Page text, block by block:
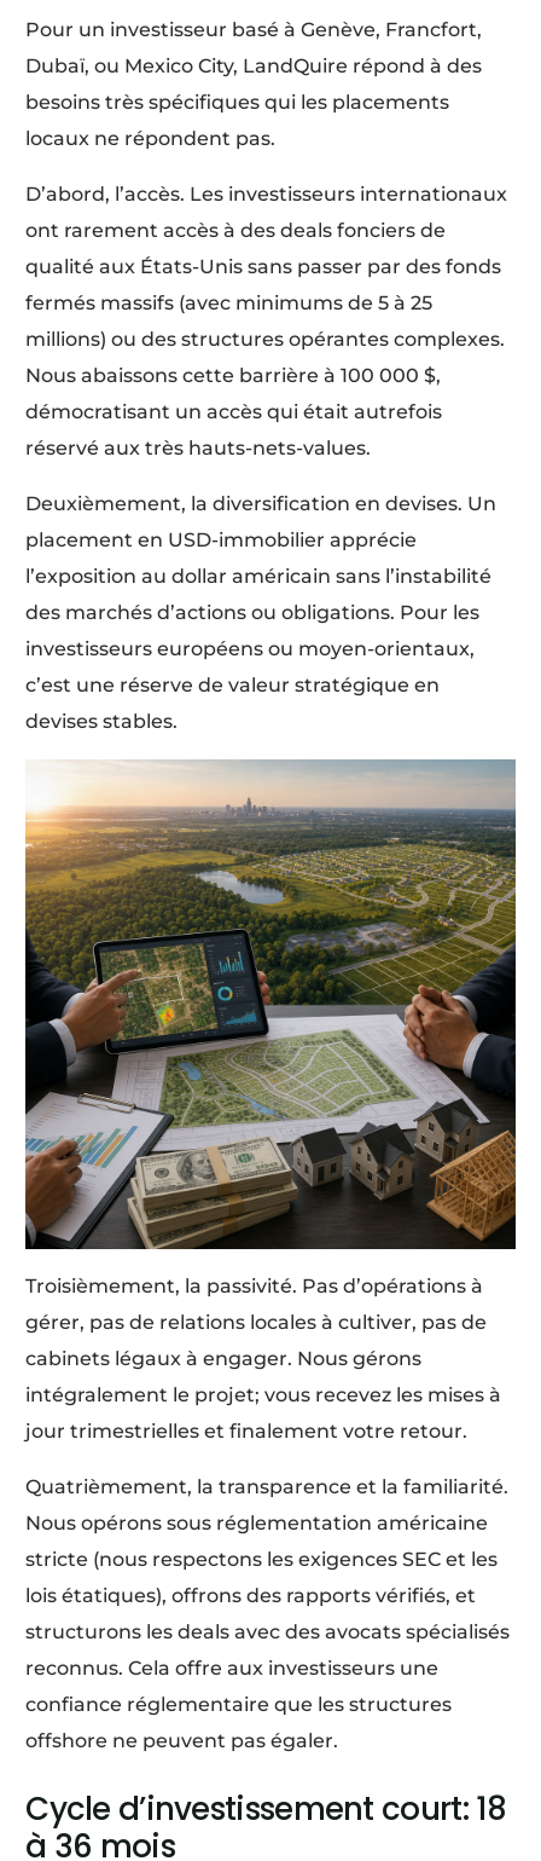
Pour un investisseur basé à Genève, Francfort,
Dubaï, ou Mexico City, LandQuire répond à des
besoins très spécifiques qui les placements
locaux ne répondent pas.
D’abord, l’accès. Les investisseurs internationaux
ont rarement accès à des deals fonciers de
qualité aux États-Unis sans passer par des fonds
fermés massifs (avec minimums de 5 à 25
millions) ou des structures opérantes complexes.
Nous abaissons cette barrière à 100 000 $,
démocratisant un accès qui était autrefois
réservé aux très hauts-nets-values.
Deuxièmement, la diversification en devises. Un
placement en USD-immobilier apprécie
l’exposition au dollar américain sans l’instabilité
des marchés d’actions ou obligations. Pour les
investisseurs européens ou moyen-orientaux,
c’est une réserve de valeur stratégique en
devises stables.
Troisièmement, la passivité. Pas d’opérations à
gérer, pas de relations locales à cultiver, pas de
cabinets légaux à engager. Nous gérons
intégralement le projet; vous recevez les mises à
jour trimestrielles et finalement votre retour.
Quatrièmement, la transparence et la familiarité.
Nous opérons sous réglementation américaine
stricte (nous respectons les exigences SEC et les
lois étatiques), offrons des rapports vérifiés, et
structurons les deals avec des avocats spécialisés
reconnus. Cela offre aux investisseurs une
confiance réglementaire que les structures
offshore ne peuvent pas égaler.
Cycle d’investissement court: 18
à 36 mois